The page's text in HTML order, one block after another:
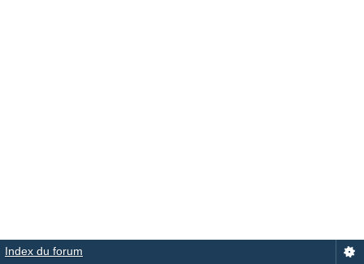
Index du forum